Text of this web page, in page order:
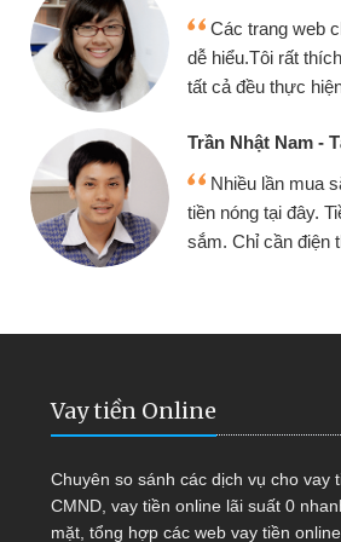
Mình cần tiền
nhưng thật may
không cần gặp
Cấn Văn Lực -
Tôi kinh
hàng, nhờ biết
quyết được
Vay tiền Online
Chuyên so sánh các dịch vụ cho vay
CMND, vay tiền online lãi suất 0
mặt, tổng hợp các web vay tiền